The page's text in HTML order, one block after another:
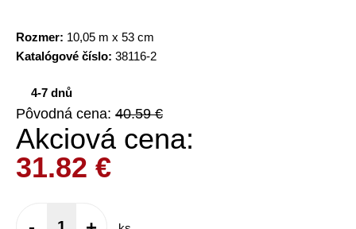
Rozmer: 10,05 m x 53 cm
Katalógové číslo: 38116-2
4-7 dnů
Pôvodná cena: 40.59 €
Akciová cena:
31.82 €